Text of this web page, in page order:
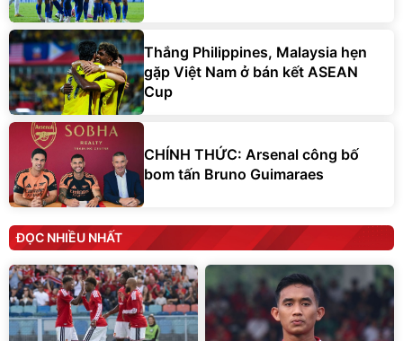
Thắng Philippines, Malaysia hẹn
gặp Việt Nam ở bán kết ASEAN
Cup
CHÍNH THỨC: Arsenal công bố
bom tấn Bruno Guimaraes
ĐỌC NHIỀU NHẤT